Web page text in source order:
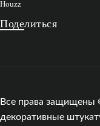
Houzz
Поделиться
Все права защищены
декоративные